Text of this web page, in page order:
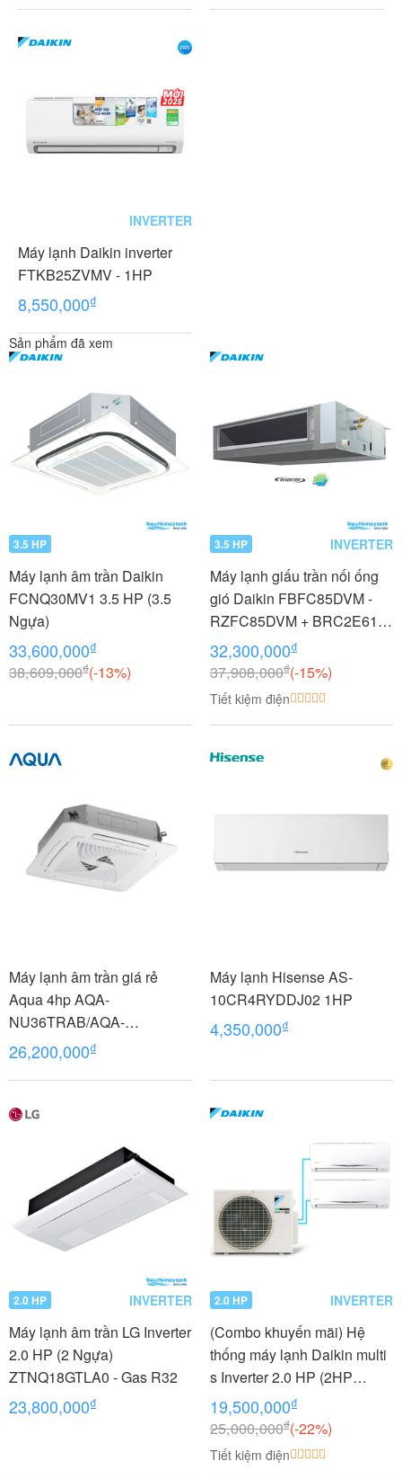
INVERTER
Máy lạnh Daikin inverter
FTKB25ZVMV - 1HP
8,550,000₫
Sản phẩm đã xem
3.5 HP
Máy lạnh âm trần Daikin
FCNQ30MV1 3.5 HP (3.5
Ngựa)
33,600,000₫
38,609,000₫(-13%)
3.5 HP INVERTER
Máy lạnh giấu trần nối ống
gió Daikin FBFC85DVM -
RZFC85DVM + BRC2E61
3.5 HP (3.5 Ngựa) Inverter
32,300,000₫
37,908,000₫(-15%)
Tiết kiệm điện
Máy lạnh âm trần giá rẻ
Aqua 4hp AQA-
NU36TRAB/AQA-
NC36TRN/PB-950QB
26,200,000₫
Máy lạnh Hisense AS-
10CR4RYDDJ02 1HP
4,350,000₫
2.0 HP INVERTER
Máy lạnh âm trần LG Inverter
2.0 HP (2 Ngựa)
ZTNQ18GTLA0 - Gas R32
23,800,000₫
2.0 HP INVERTER
(Combo khuyến mãi) Hệ
thống máy lạnh Daikin multi
s Inverter 2.0 HP (2HP
Ngựa) - 1 dàn nóng 2 dàn
lạnh (1.0 + 1.0 HP (1 Ngựa)
MKC50RVMV-
CTKC25RVMV+CTKC25RV
19,500,000₫
25,000,000₫(-22%)
Tiết kiệm điện